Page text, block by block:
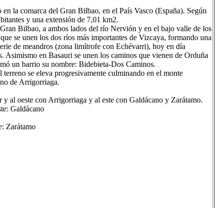
la comarca del Gran Bilbao, en el País Vasco (España). Según
y una extensión de 7,01 km2.
Bilbao, a ambos lados del río Nervión y en el bajo valle de los
se unen los dos ríos más importantes de Vizcaya, formando una
de meandros (zona limítrofe con Echévarri), hoy en día
Asimismo en Basauri se unen los caminos que vienen de Orduña
un barrio su nombre: Bidebieta-Dos Caminos.
se eleva progresivamente culminando en el monte
de Arrigorriaga.
al oeste con Arrigorriaga y al este con Galdácano y Zarátamo.